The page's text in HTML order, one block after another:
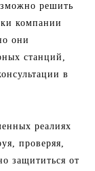
решить
компании
они
станций,
в
реалиях
проверяя,
защититься от